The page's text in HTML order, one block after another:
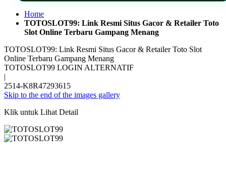
Home
TOTOSLOT99: Link Resmi Situs Gacor & Retailer Toto
Slot Online Terbaru Gampang Menang
TOTOSLOT99: Link Resmi Situs Gacor & Retailer Toto Slot
Online Terbaru Gampang Menang
TOTOSLOT99 LOGIN ALTERNATIF
|
2514-K8R47293615
Skip to the end of the images gallery
Klik untuk Lihat Detail